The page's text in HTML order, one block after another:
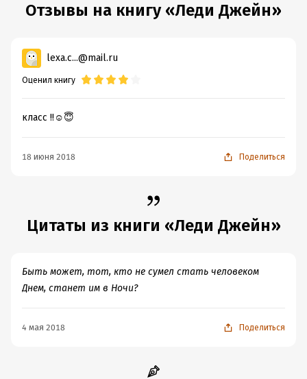
Отзывы на книгу «Леди Джейн»
lexa.c...@mail.ru
Оценил книгу
класс !!☺😇
18 июня 2018 Поделиться
Цитаты из книги «Леди Джейн»
Быть может, тот, кто не сумел стать человеком
Днем, станет им в Ночи?
4 мая 2018 Поделиться